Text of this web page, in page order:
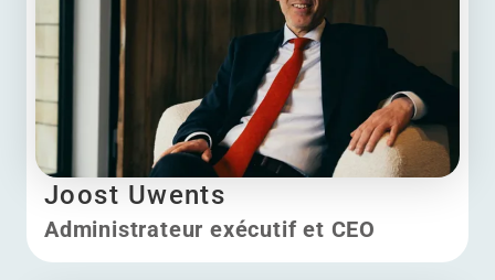
Joost Uwents
Administrateur exécutif et CEO
Joost Uwents